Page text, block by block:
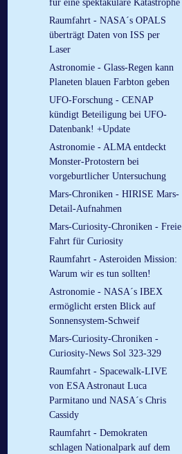
für eine spektakuläre Katastrophe
Raumfahrt - NASA´s OPALS
überträgt Daten von ISS per
Laser
Astronomie - Glass-Regen kann
Planeten blauen Farbton geben
UFO-Forschung - CENAP
kündigt Beteiligung bei UFO-
Datenbank! +Update
Astronomie - ALMA entdeckt
Monster-Protostern bei
vorgeburtlicher Untersuchung
Mars-Chroniken - HIRISE Mars-
Detail-Aufnahmen
Mars-Curiosity-Chroniken - Freie
Fahrt für Curiosity
Raumfahrt - Asteroiden Mission:
Warum wir es tun sollten!
Astronomie - NASA´s IBEX
ermöglicht ersten Blick auf
Sonnensystem-Schweif
Mars-Curiosity-Chroniken -
Curiosity-News Sol 323-329
Raumfahrt - Spacewalk-LIVE
von ESA Astronaut Luca
Parmitano und NASA´s Chris
Cassidy
Raumfahrt - Demokraten
schlagen Nationalpark auf dem